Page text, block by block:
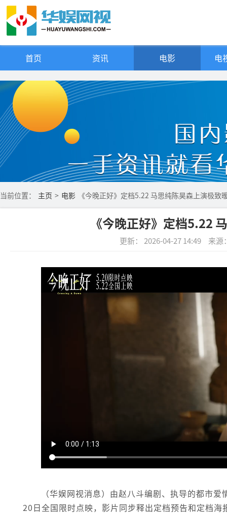
首页 资讯 电影 电
当前位置： 主页 > 电影 《今晚正好》定档5.22 马思纯陈昊森上演极致
《今晚正好》定档5.22
更新： 2026-04-27 14:49 来源
（华娱网视消息）由赵八斗编剧、执导的都市
20日全国限时点映，影片同步释出定档预告和定档